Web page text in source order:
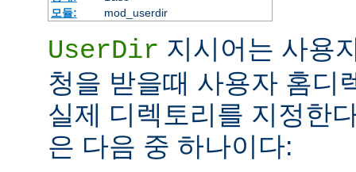
모듈:
mod_userdir
UserDir 지시어는 사용
청을 받을때 사용자 홈디
실제 디렉토리를 지정한
은 다음 중 하나이다: